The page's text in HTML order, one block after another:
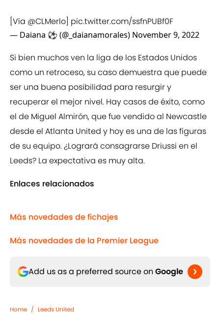
[Vía @CLMerlo pic.twitter.com/ssfnPUBf0F
— Daiana ⚽ (@_daianamorales) November 9, 2022
Si bien muchos ven la liga de los Estados Unidos
como un retroceso, su caso demuestra que puede
ser una buena posibilidad para resurgir y
recuperar el mejor nivel. Hay casos de éxito, como
el de Miguel Almirón, que fue vendido al Newcastle
desde el Atlanta United y hoy es una de las figuras
de su equipo. ¿Logrará consagrarse Driussi en el
Leeds? La expectativa es muy alta.
Enlaces relacionados
Más novedades de fichajes
Más novedades de la Premier League
Add us as a preferred source on Google
Home / Leeds United